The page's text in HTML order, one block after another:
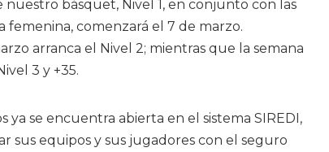
básquet, Nivel 1, en conjunto con las
femenina, comenzará el 7 de marzo.
arranca el Nivel 2; mientras que la semana
3 y +35.
ya se encuentra abierta en el sistema SIREDI,
sus equipos y sus jugadores con el seguro